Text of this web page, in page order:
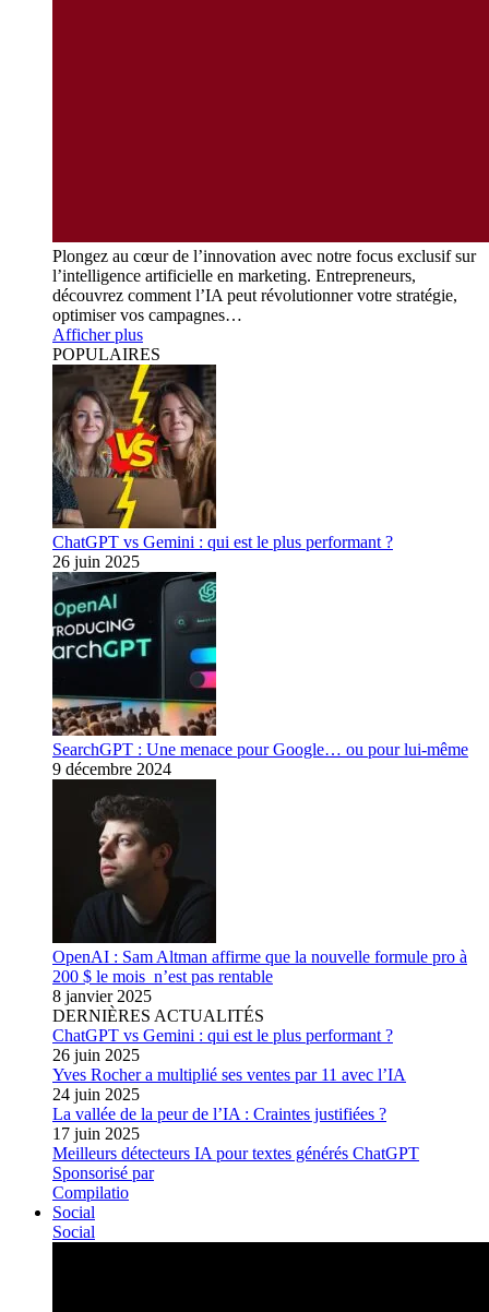
Plongez au cœur de l’innovation avec notre focus exclusif sur
l’intelligence artificielle en marketing. Entrepreneurs,
découvrez comment l’IA peut révolutionner votre stratégie,
optimiser vos campagnes…
Afficher plus
POPULAIRES
ChatGPT vs Gemini : qui est le plus performant ?
26 juin 2025
SearchGPT : Une menace pour Google… ou pour lui-même
9 décembre 2024
OpenAI : Sam Altman affirme que la nouvelle formule pro à
200 $ le mois n’est pas rentable
8 janvier 2025
DERNIÈRES ACTUALITÉS
ChatGPT vs Gemini : qui est le plus performant ?
26 juin 2025
Yves Rocher a multiplié ses ventes par 11 avec l’IA
24 juin 2025
La vallée de la peur de l’IA : Craintes justifiées ?
17 juin 2025
Meilleurs détecteurs IA pour textes générés ChatGPT
Sponsorisé par
Compilatio
Social
Social